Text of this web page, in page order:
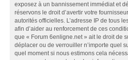
exposez à un bannissement immédiat et
réservons le droit d’avertir votre
autorités officielles. L’adresse IP de tous
afin d’aider au renforcement de ces
que « Forum 6enligne.net » ait le droit de
déplacer ou de verrouiller n’importe quel
quel moment si nous estimons cela